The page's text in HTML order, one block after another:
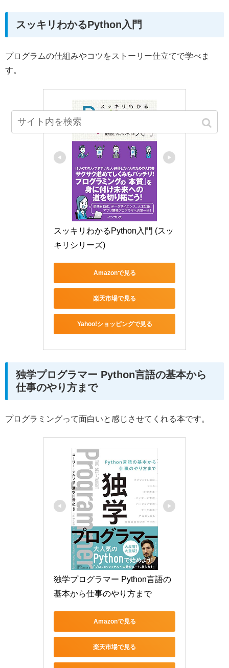
スッキリわかるPython入門
プログラムの仕組みやコツをストーリー仕立てで学べま
す。
スッキリわかるPython入門 (スッ
キリシリーズ)
Amazonで見る
楽天市場で見る
Yahoo!ショッピングで見る
独学プログラマー Python言語の基本から
仕事のやり方まで
プログラミングって面白いと感じさせてくれる本です。
独学プログラマー Python言語の
基本から仕事のやり方まで
Amazonで見る
楽天市場で見る